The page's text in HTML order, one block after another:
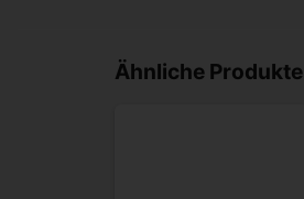
Ähnliche Produkte